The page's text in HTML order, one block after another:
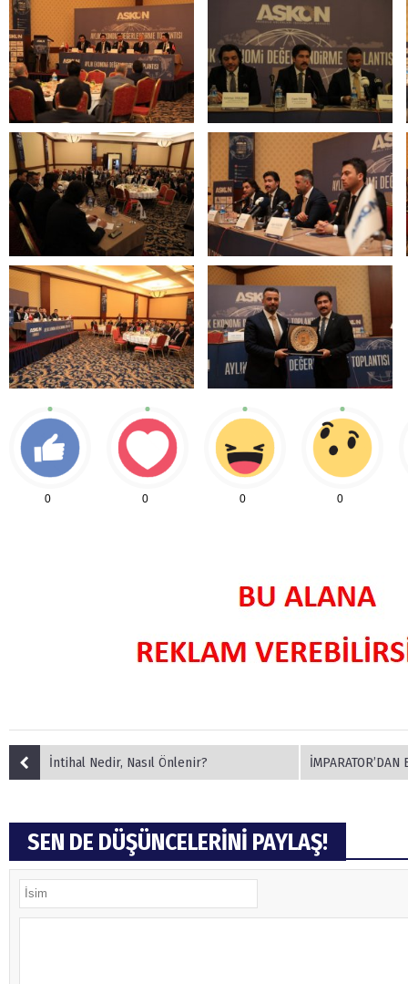
0 0 0 0
İntihal Nedir, Nasıl Önlenir? İMPARATOR’DAN
SEN DE DÜŞÜNCELERİNİ PAYLAŞ!